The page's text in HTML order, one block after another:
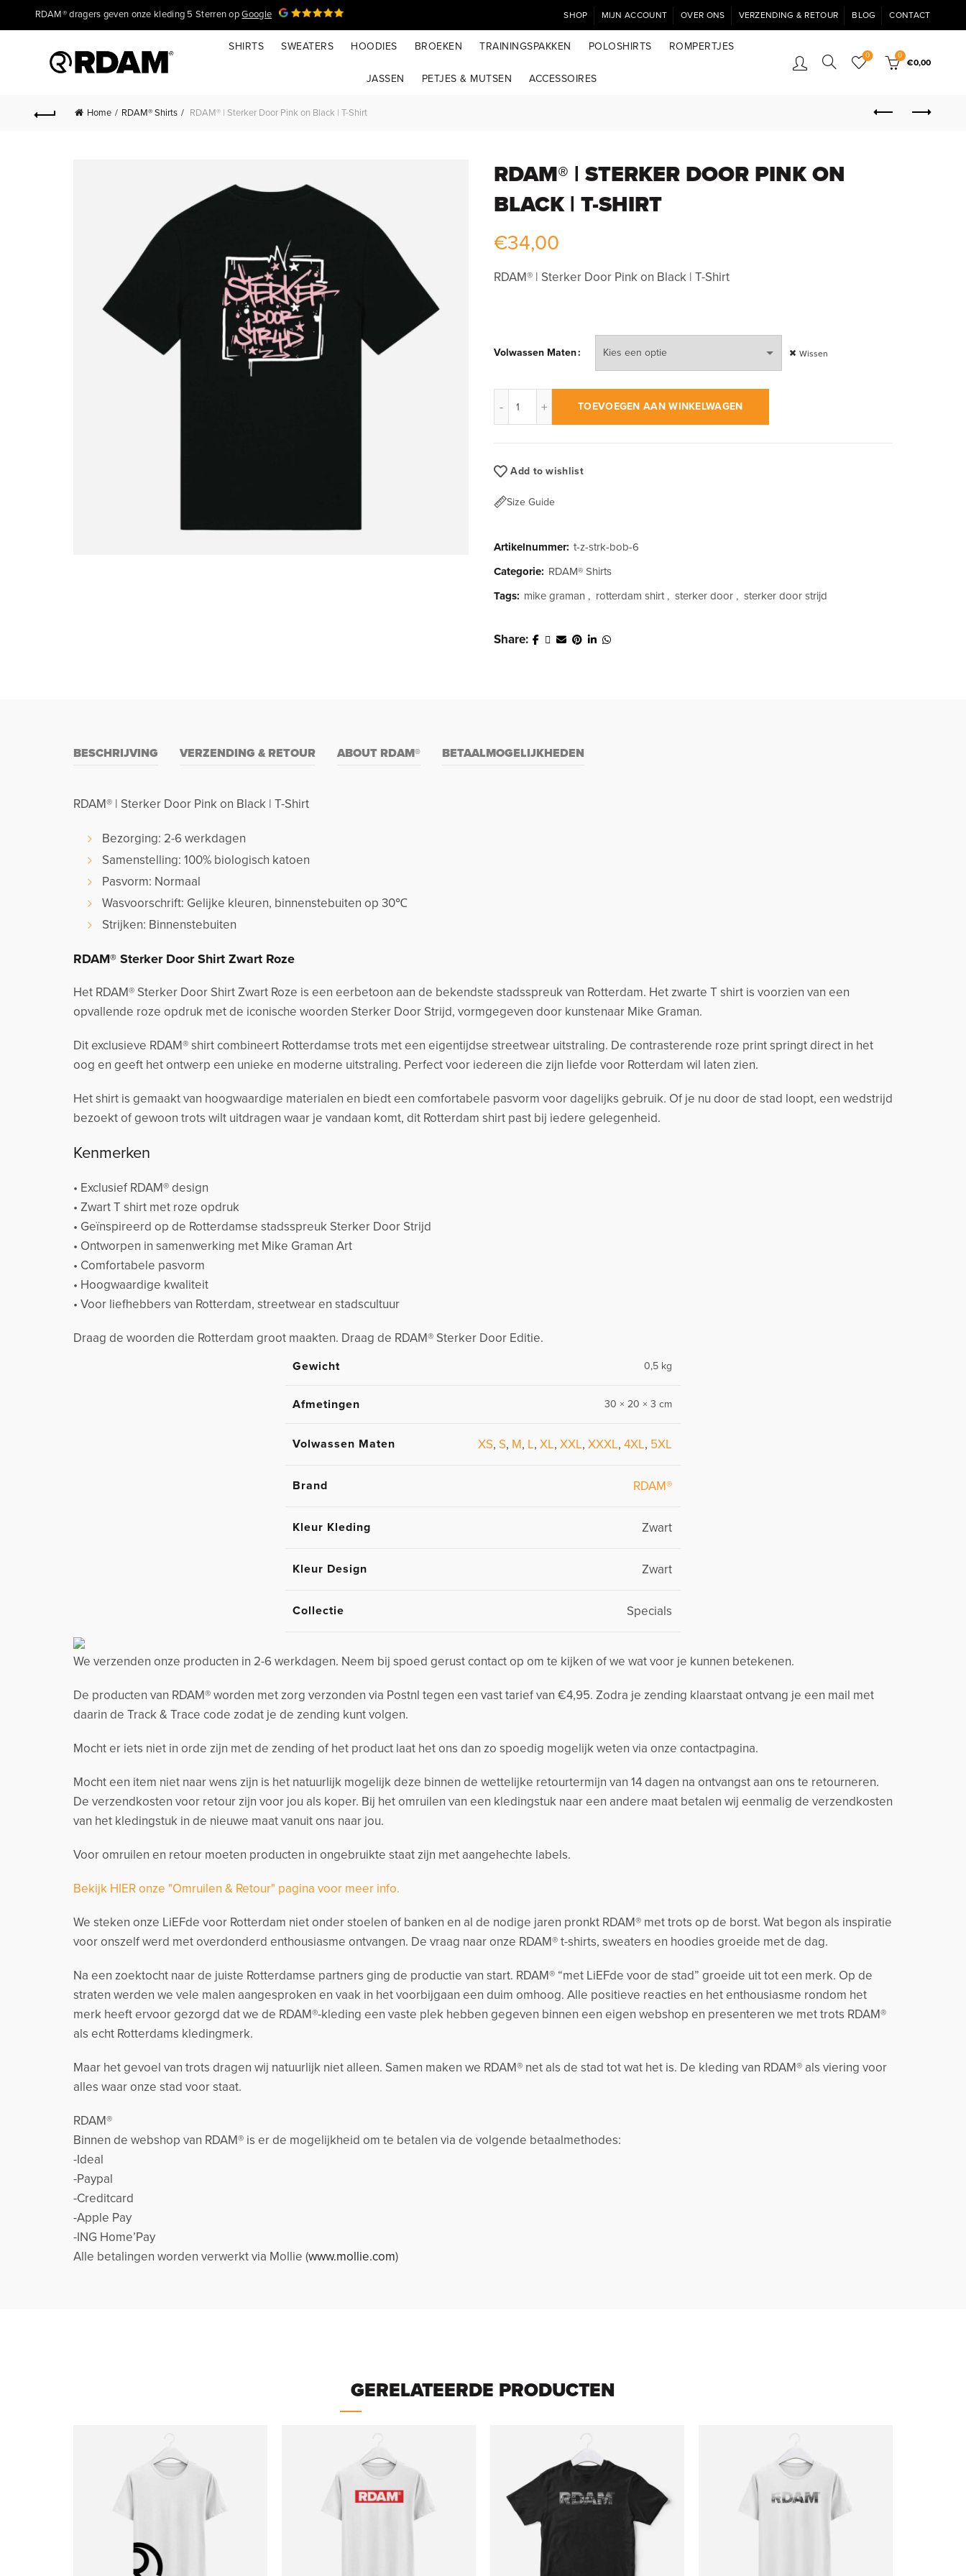
RDAM® dragers geven onze kleding 5 Sterren opGoogle SHOP MIJN ACCOUNT OVER ONS VERZENDING & RETOUR BLOG CONTACT
SHIRTS SWEATERS HOODIES BROEKEN TRAININGSPAKKEN POLOSHIRTS ROMPERTJES
JASSEN PETJES & MUTSEN ACCESSOIRES
0 0
€0,00
Home RDAM® Shirts RDAM® | Sterker Door Pink on Black | T-Shirt
RDAM® | STERKER DOOR PINK ON
BLACK | T-SHIRT
€34,00
RDAM® | Sterker Door Pink on Black | T-Shirt
Volwassen Maten Wissen
TOEVOEGEN AAN WINKELWAGEN
Add to wishlist
Size Guide
Artikelnummer: t-z-strk-bob-6
Categorie: RDAM® Shirts
Tags: mike graman , rotterdam shirt , sterker door , sterker door strijd
Share
BESCHRIJVING VERZENDING & RETOUR ABOUT RDAM® BETAALMOGELIJKHEDEN
RDAM® | Sterker Door Pink on Black | T-Shirt
Bezorging: 2-6 werkdagen
Samenstelling: 100% biologisch katoen
Pasvorm: Normaal
Wasvoorschrift: Gelijke kleuren, binnenstebuiten op 30℃
Strijken: Binnenstebuiten
RDAM® Sterker Door Shirt Zwart Roze
Het RDAM® Sterker Door Shirt Zwart Roze is een eerbetoon aan de bekendste stadsspreuk van Rotterdam. Het zwarte T shirt is voorzien van een
opvallende roze opdruk met de iconische woorden Sterker Door Strijd, vormgegeven door kunstenaar Mike Graman.
Dit exclusieve RDAM® shirt combineert Rotterdamse trots met een eigentijdse streetwear uitstraling. De contrasterende roze print springt direct in het
oog en geeft het ontwerp een unieke en moderne uitstraling. Perfect voor iedereen die zijn liefde voor Rotterdam wil laten zien.
Het shirt is gemaakt van hoogwaardige materialen en biedt een comfortabele pasvorm voor dagelijks gebruik. Of je nu door de stad loopt, een wedstrijd
bezoekt of gewoon trots wilt uitdragen waar je vandaan komt, dit Rotterdam shirt past bij iedere gelegenheid.
Kenmerken
• Exclusief RDAM® design
• Zwart T shirt met roze opdruk
• Geïnspireerd op de Rotterdamse stadsspreuk Sterker Door Strijd
• Ontworpen in samenwerking met Mike Graman Art
• Comfortabele pasvorm
• Hoogwaardige kwaliteit
• Voor liefhebbers van Rotterdam, streetwear en stadscultuur
Draag de woorden die Rotterdam groot maakten. Draag de RDAM® Sterker Door Editie.
Gewicht 0,5 kg
Afmetingen 30 × 20 × 3 cm
Volwassen Maten XS, S, M, L, XL, XXL, XXXL, 4XL, 5XL
Brand RDAM®
Kleur Kleding Zwart
Kleur Design Zwart
Collectie Specials
We verzenden onze producten in 2-6 werkdagen. Neem bij spoed gerust contact op om te kijken of we wat voor je kunnen betekenen.
De producten van RDAM® worden met zorg verzonden via Postnl tegen een vast tarief van €4,95. Zodra je zending klaarstaat ontvang je een mail met
daarin de Track & Trace code zodat je de zending kunt volgen.
Mocht er iets niet in orde zijn met de zending of het product laat het ons dan zo spoedig mogelijk weten via onze contactpagina.
Mocht een item niet naar wens zijn is het natuurlijk mogelijk deze binnen de wettelijke retourtermijn van 14 dagen na ontvangst aan ons te retourneren.
De verzendkosten voor retour zijn voor jou als koper. Bij het omruilen van een kledingstuk naar een andere maat betalen wij eenmalig de verzendkosten
van het kledingstuk in de nieuwe maat vanuit ons naar jou.
Voor omruilen en retour moeten producten in ongebruikte staat zijn met aangehechte labels.
Bekijk HIER onze "Omruilen & Retour" pagina voor meer info.
We steken onze LiEFde voor Rotterdam niet onder stoelen of banken en al de nodige jaren pronkt RDAM® met trots op de borst. Wat begon als inspiratie
voor onszelf werd met overdonderd enthousiasme ontvangen. De vraag naar onze RDAM® t-shirts, sweaters en hoodies groeide met de dag.
Na een zoektocht naar de juiste Rotterdamse partners ging de productie van start. RDAM® “met LiEFde voor de stad” groeide uit tot een merk. Op de
straten werden we vele malen aangesproken en vaak in het voorbijgaan een duim omhoog. Alle positieve reacties en het enthousiasme rondom het
merk heeft ervoor gezorgd dat we de RDAM®-kleding een vaste plek hebben gegeven binnen een eigen webshop en presenteren we met trots RDAM®
als echt Rotterdams kledingmerk.
Maar het gevoel van trots dragen wij natuurlijk niet alleen. Samen maken we RDAM® net als de stad tot wat het is. De kleding van RDAM® als viering voor
alles waar onze stad voor staat.
RDAM®
Binnen de webshop van RDAM® is er de mogelijkheid om te betalen via de volgende betaalmethodes:
-Ideal
-Paypal
-Creditcard
-Apple Pay
-ING Home’Pay
Alle betalingen worden verwerkt via Mollie (www.mollie.com)
GERELATEERDE PRODUCTEN